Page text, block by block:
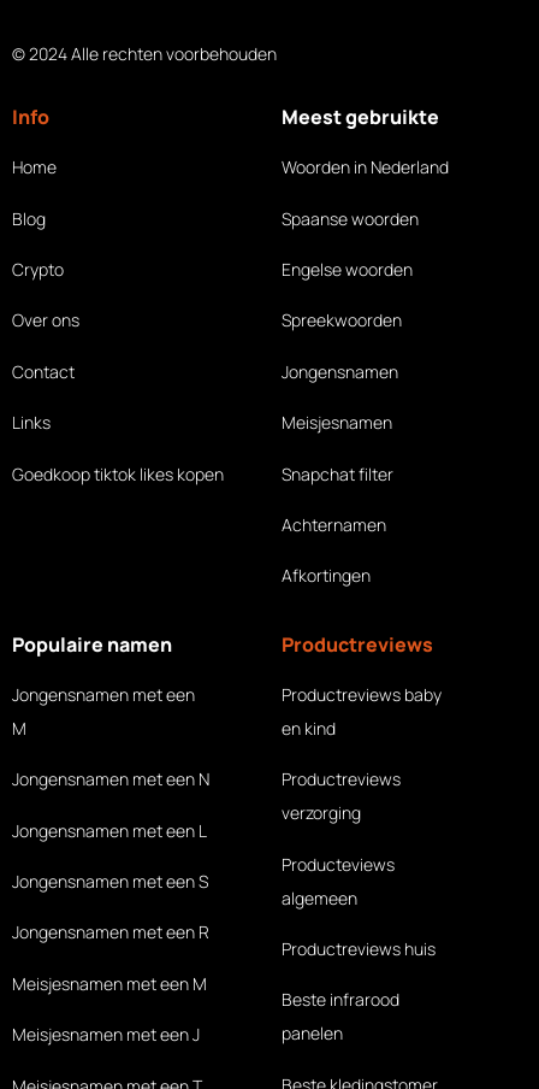
© 2024 Alle rechten voorbehouden
Info
Home
Blog
Crypto
Over ons
Contact
Links
Goedkoop tiktok likes kopen
Meest gebruikte
Woorden in Nederland
Spaanse woorden
Engelse woorden
Spreekwoorden
Jongensnamen
Meisjesnamen
Snapchat filter
Achternamen
Afkortingen
Populaire namen
Jongensnamen met een
M
Jongensnamen met een N
Jongensnamen met een L
Jongensnamen met een S
Jongensnamen met een R
Meisjesnamen met een M
Meisjesnamen met een J
Productreviews
Productreviews baby
en kind
Productreviews
verzorging
Producteviews
algemeen
Productreviews huis
Beste infrarood
panelen